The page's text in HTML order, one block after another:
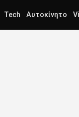
Tech Αυτοκίνητο